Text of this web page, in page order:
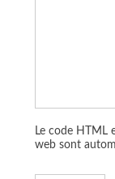
Le code HTML
web sont